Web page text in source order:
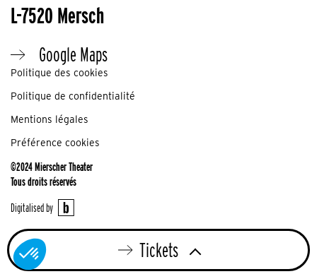
Tickets
13.12.26 | 11:00
L-7520 Mersch
Google Maps
Politique des cookies
Politique de confidentialité
Mentions légales
Préférence cookies
©2024 Mierscher Theater
Tous droits réservés
Digitalised by